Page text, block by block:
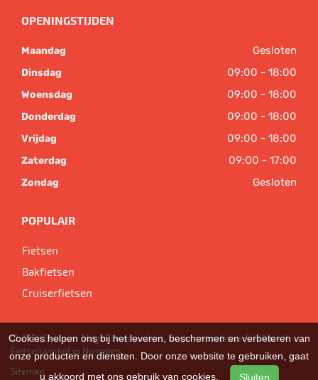
OPENINGSTIJDEN
Maandag Gesloten
Dinsdag 09:00 - 18:00
Woensdag 09:00 - 18:00
Donderdag 09:00 - 18:00
Vrijdag 09:00 - 18:00
Zaterdag 09:00 - 17:00
Zondag Gesloten
POPULAIR
Fietsen
Bakfietsen
Cruiserfietsen
© 2026 Bart van Megen tweewielers. Ondersteund doorSitePack ®
Fietsenwinkel in Nijmegen
Sitemap
Cookies helpen ons bij het leveren, beschermen en verbeteren van
onze producten en diensten. Door onze website te gebruiken, gaat
u akkoord met ons gebruik van cookies.
Sluiten